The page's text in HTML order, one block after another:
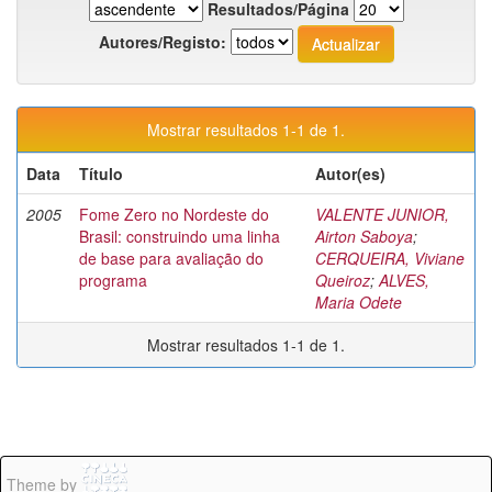
Resultados/Página
Autores/Registo:
Mostrar resultados 1-1 de 1.
Data
Título
Autor(es)
2005
Fome Zero no Nordeste do
Brasil: construindo uma linha
de base para avaliação do
programa
VALENTE JUNIOR,
Airton Saboya;
CERQUEIRA, Viviane
Queiroz;ALVES,
Maria Odete
Mostrar resultados 1-1 de 1.
Theme by